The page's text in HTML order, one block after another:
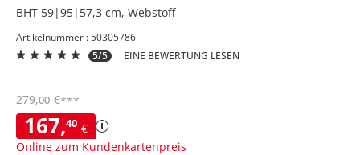
BHT 59|95|57,3 cm, Webstoff
Artikelnummer : 50305786
5/5
EINE BEWERTUNG LESEN
167,40 €
Online zum Kundenkartenpreis
279,00 €***